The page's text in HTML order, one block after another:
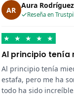
AR Aura
Reseña en
★ ★ ★ ★ ★
Al principio tenía
Al principio tenía
estafa, pero me ha
todo ha sido